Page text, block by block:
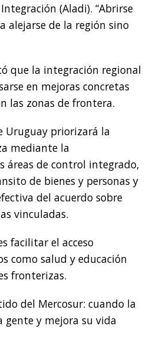
(Aladi). “Abrirse
alejarse de la región sino
que la integración regional
en mejoras concretas
las zonas de frontera.
Uruguay priorizará la
mediante la
áreas de control integrado,
de bienes y personas y
del acuerdo sobre
vinculadas.
facilitar el acceso
como salud y educación
fronterizas.
del Mercosur: cuando la
gente y mejora su vida